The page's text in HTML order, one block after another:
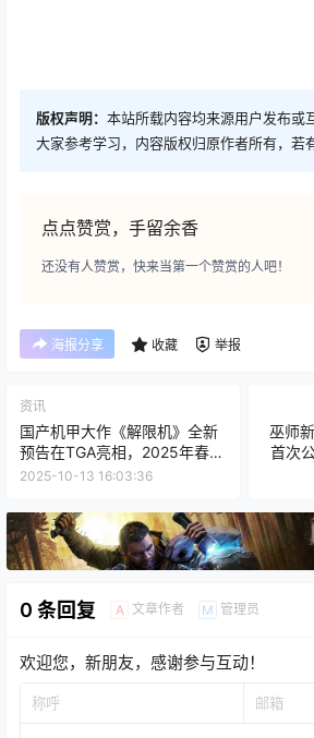
版权声明： 本站所载内容均来源用户发布或
大家参考学习，内容版权归原作者所有，若
点点赞赏，手留余香
还没有人赞赏，快来当第一个赞赏的人吧！
海报分享 收藏 举报
资讯
国产机甲大作《解限机》全新
预告在TGA亮相，2025年春季
正式上线
2025-10-13 16:03:36
巫师
首次
0 条回复 A 文章作者 M 管理员
欢迎您，新朋友，感谢参与互动！